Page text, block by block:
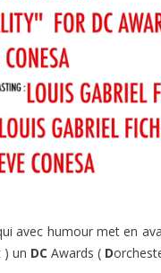
avec humour met en
) un DC Awards ( D